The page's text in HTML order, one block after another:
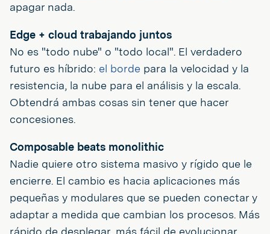
apagar nada.
Edge + cloud trabajando juntos
No es "todo nube" o "todo local". El verdadero
futuro es híbrido: el borde para la velocidad y la
resistencia, la nube para el análisis y la escala.
Obtendrá ambas cosas sin tener que hacer
concesiones.
Composable beats monolithic
Nadie quiere otro sistema masivo y rígido que le
encierre. El cambio es hacia aplicaciones más
pequeñas y modulares que se pueden conectar y
adaptar a medida que cambian los procesos. Más
rápido de desplegar, más fácil de evolucionar.